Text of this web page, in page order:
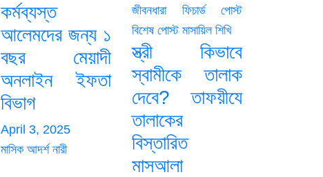
কর্মব্যস্ত
আলেমদের জন্য ১
বছর মেয়াদী
অনলাইন ইফতা
বিভাগ
April 3, 2025
মাসিক আদর্শ নারী
জীবনধারা
ফিচার্ড পোস্ট
বিশেষ পোস্ট মাসায়িল শিখি
স্ত্রী কিভাবে
স্বামীকে তালাক
দেবে? তাফয়ীযে
তালাকের
বিস্তারিত
মাসআলা